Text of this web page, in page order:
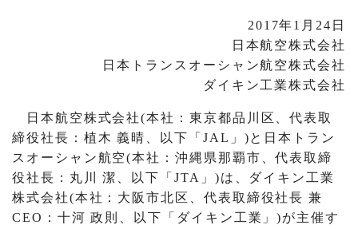
2017年1月24日
日本航空株式会社
日本トランスオーシャン航空株式会社
ダイキン工業株式会社
日本航空株式会社(本社：東京都品川区、代表取
締役社長：植木 義晴、以下「JAL」)と日本トラン
スオーシャン航空(本社：沖縄県那覇市、代表取締
役社長：丸川 潔、以下「JTA」)は、ダイキン工業
株式会社(本社：大阪市北区、代表取締役社長 兼
CEO：十河 政則、以下「ダイキン工業」)が主催す